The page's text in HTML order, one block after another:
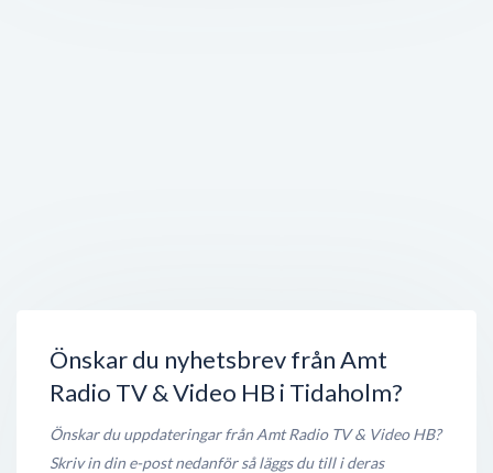
Önskar du nyhetsbrev från Amt
Radio TV & Video HB i Tidaholm?
Önskar du uppdateringar från Amt Radio TV & Video HB?
Skriv in din e-post nedanför så läggs du till i deras